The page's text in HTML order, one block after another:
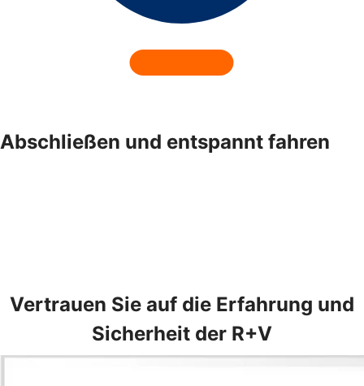
Abschließen und entspannt fahren
Vertrauen Sie auf die Erfahrung und
Sicherheit der R+V